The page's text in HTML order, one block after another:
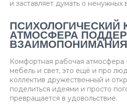
и заставляет думать о ненужных
ПСИХОЛОГИЧЕСКИЙ
АТМОСФЕРА
ВЗАИМОПОНИМАНИЯ
Комфортная рабочая атмосфера
мебель и свет, это ещё и про
коллектив дружественный и
поделиться идеями и просто
превращается в удовольствие.